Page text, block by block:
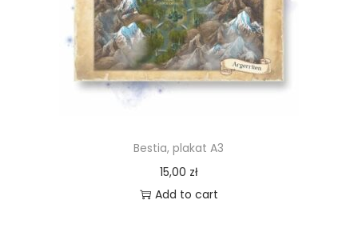
Bestia, plakat A3
15,00 zł
Add to cart